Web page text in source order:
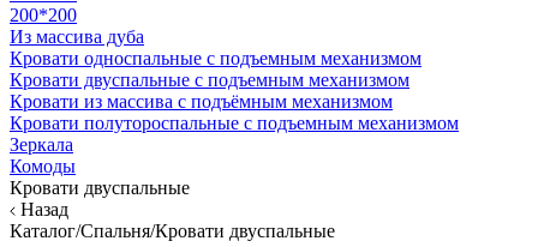
200*200
Из массива дуба
Кровати односпальные с подъемным механизмом
Кровати двуспальные с подъемным механизмом
Кровати из массива с подъёмным механизмом
Кровати полутороспальные с подъемным механизмом
Зеркала
Комоды
Кровати двуспальные
Назад
Каталог/Спальня/Кровати двуспальные